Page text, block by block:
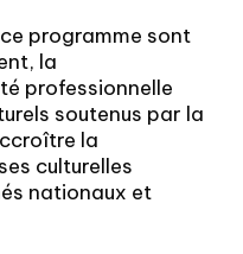
programme sont
la
professionnelle
soutenus par la
la
culturelles
nationaux et